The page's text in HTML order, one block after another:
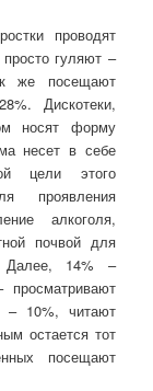
проводят
гуляют –
же посещают
Дискотеки,
носят форму
несет в себе
цели этого
проявления
алкоголя,
почвой для
Далее, 14% –
просматривают
– 10%, читают
остается тот
посещают